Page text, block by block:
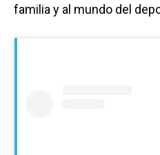
familia y al mundo del